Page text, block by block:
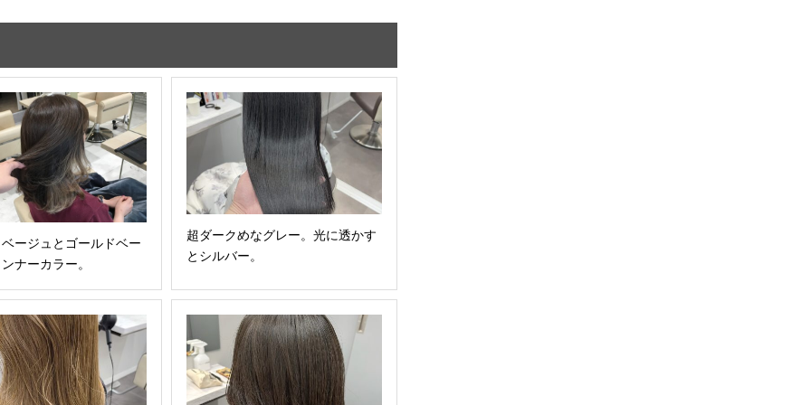
ージュとゴールドベー
ナーカラー。
超ダークめなグレー。光に透かす
とシルバー。